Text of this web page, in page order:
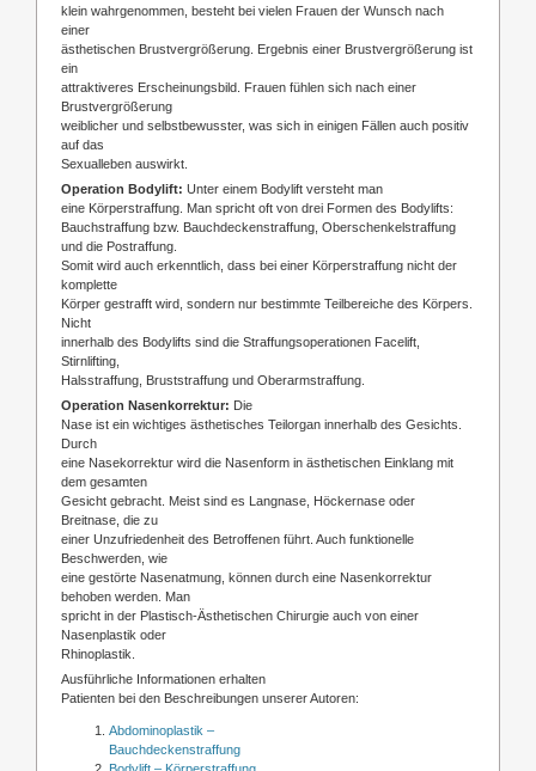
klein wahrgenommen, besteht bei vielen Frauen der Wunsch nach
einer
ästhetischen Brustvergrößerung. Ergebnis einer Brustvergrößerung ist
ein
attraktiveres Erscheinungsbild. Frauen fühlen sich nach einer
Brustvergrößerung
weiblicher und selbstbewusster, was sich in einigen Fällen auch positiv
auf das
Sexualleben auswirkt.
Operation Bodylift: Unter einem Bodylift versteht man
eine Körperstraffung. Man spricht oft von drei Formen des Bodylifts:
Bauchstraffung bzw. Bauchdeckenstraffung, Oberschenkelstraffung
und die Postraffung.
Somit wird auch erkenntlich, dass bei einer Körperstraffung nicht der
komplette
Körper gestrafft wird, sondern nur bestimmte Teilbereiche des Körpers.
Nicht
innerhalb des Bodylifts sind die Straffungsoperationen Facelift,
Stirnlifting,
Halsstraffung, Bruststraffung und Oberarmstraffung.
Operation Nasenkorrektur: Die
Nase ist ein wichtiges ästhetisches Teilorgan innerhalb des Gesichts.
Durch
eine Nasekorrektur wird die Nasenform in ästhetischen Einklang mit
dem gesamten
Gesicht gebracht. Meist sind es Langnase, Höckernase oder
Breitnase, die zu
einer Unzufriedenheit des Betroffenen führt. Auch funktionelle
Beschwerden, wie
eine gestörte Nasenatmung, können durch eine Nasenkorrektur
behoben werden. Man
spricht in der Plastisch-Ästhetischen Chirurgie auch von einer
Nasenplastik oder
Rhinoplastik.
Ausführliche Informationen erhalten
Patienten bei den Beschreibungen unserer Autoren:
Abdominoplastik –
Bauchdeckenstraffung
Bodylift – Körperstraffung